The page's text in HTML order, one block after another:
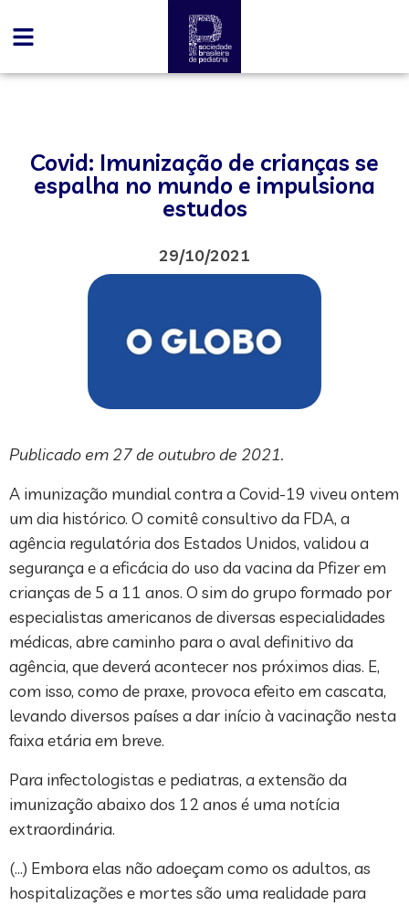
Covid: Imunização de crianças se
espalha no mundo e impulsiona
estudos
29/10/2021
Publicado em 27 de outubro de 2021.
A imunização mundial contra a Covid-19 viveu ontem
um dia histórico. O comitê consultivo da FDA, a
agência regulatória dos Estados Unidos, validou a
segurança e a eficácia do uso da vacina da Pfizer em
crianças de 5 a 11 anos. O sim do grupo formado por
especialistas americanos de diversas especialidades
médicas, abre caminho para o aval definitivo da
agência, que deverá acontecer nos próximos dias. E,
com isso, como de praxe, provoca efeito em cascata,
levando diversos países a dar início à vacinação nesta
faixa etária em breve.
Para infectologistas e pediatras, a extensão da
imunização abaixo dos 12 anos é uma notícia
extraordinária.
(…) Embora elas não adoeçam como os adultos, as
hospitalizações e mortes são uma realidade para